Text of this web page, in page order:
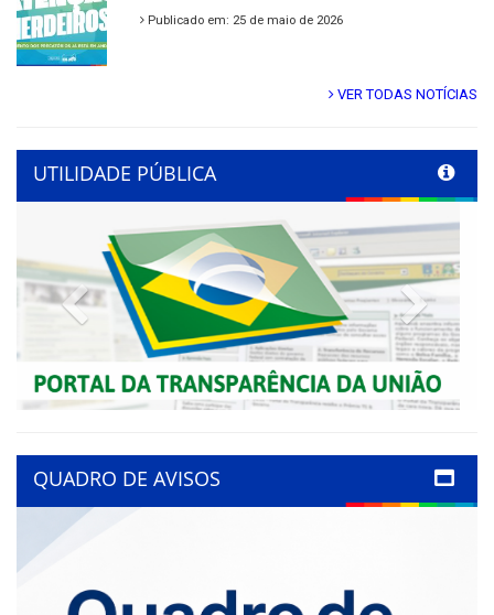
Publicado em: 25 de maio de 2026
VER TODAS NOTÍCIAS
UTILIDADE PÚBLICA
Previous Next
QUADRO DE AVISOS